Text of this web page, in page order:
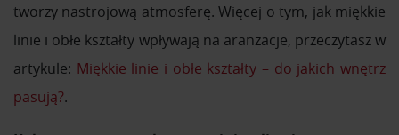
tworzy nastrojową atmosferę. Więcej o tym, jak miękkie
linie i obłe kształty wpływają na aranżacje, przeczytasz w
artykule: Miękkie linie i obłe kształty – do jakich wnętrz
pasują?.